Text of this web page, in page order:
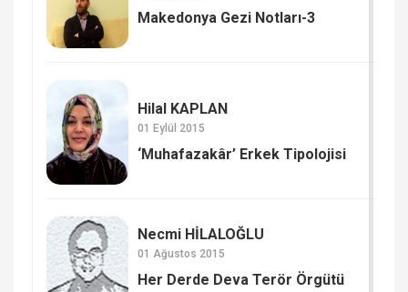
Makedonya Gezi Notları-3
Hilal KAPLAN
01 Eylül 2015
‘Muhafazakâr’ Erkek Tipolojisi
Necmi HİLALOĞLU
01 Ağustos 2015
Her Derde Deva Terör Örgütü